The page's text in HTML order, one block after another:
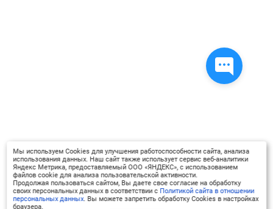
Мы используем Cookies для улучшения работоспособности сайта, анализа
использования данных. Наш сайт также использует сервис веб-аналитики
Яндекс Метрика, предоставляемый ООО «ЯНДЕКС», с использованием
файлов cookie для анализа пользовательской активности.
Продолжая пользоваться сайтом, Вы даете свое согласие на обработку
своих персональных данных в соответствии с Политикой сайта в отношении
персональных данных. Вы можете запретить обработку Cookies в настройках
браузера.